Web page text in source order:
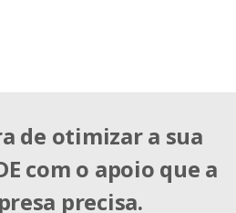
de otimizar a sua
com o apoio que a
precisa.